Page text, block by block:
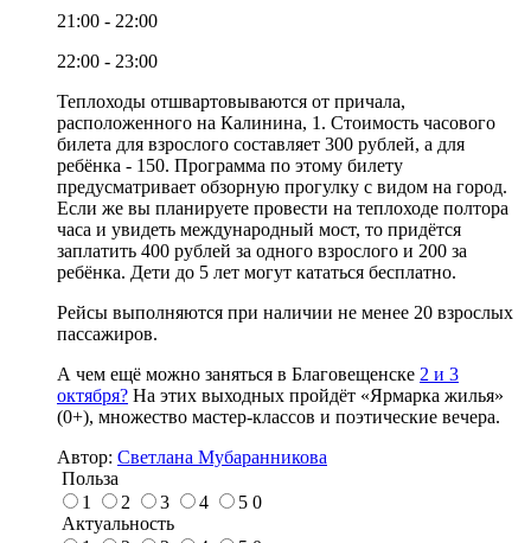
21:00 - 22:00
22:00 - 23:00
Теплоходы отшвартовываются от причала,
расположенного на Калинина, 1. Стоимость часового
билета для взрослого составляет 300 рублей, а для
ребёнка - 150. Программа по этому билету
предусматривает обзорную прогулку с видом на город.
Если же вы планируете провести на теплоходе полтора
часа и увидеть международный мост, то придётся
заплатить 400 рублей за одного взрослого и 200 за
ребёнка. Дети до 5 лет могут кататься бесплатно.
Рейсы выполняются при наличии не менее 20 взрослых
пассажиров.
А чем ещё можно заняться в Благовещенске 2 и 3
октября? На этих выходных пройдёт «Ярмарка жилья»
(0+), множество мастер-классов и поэтические вечера.
Автор: Светлана Мубаранникова
Польза
1
2 3 4 5 0
Актуальность